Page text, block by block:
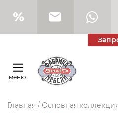
меню
Главная / Основная коллекция